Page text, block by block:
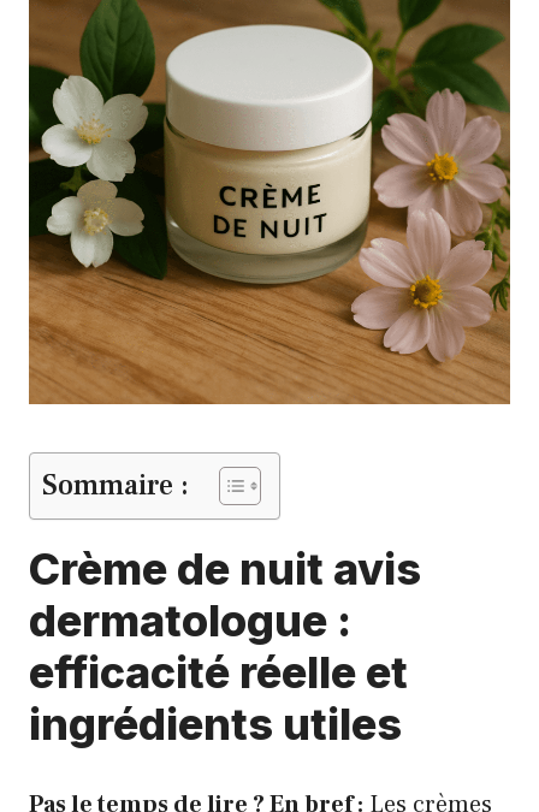
Sommaire :
Crème de nuit avis
dermatologue :
efficacité réelle et
ingrédients utiles
Pas le temps de lire ? En bref : Les crèmes